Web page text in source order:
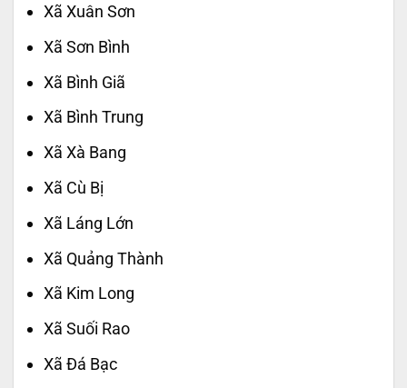
Xã Xuân Sơn
Xã Sơn Bình
Xã Bình Giã
Xã Bình Trung
Xã Xà Bang
Xã Cù Bị
Xã Láng Lớn
Xã Quảng Thành
Xã Kim Long
Xã Suối Rao
Xã Đá Bạc